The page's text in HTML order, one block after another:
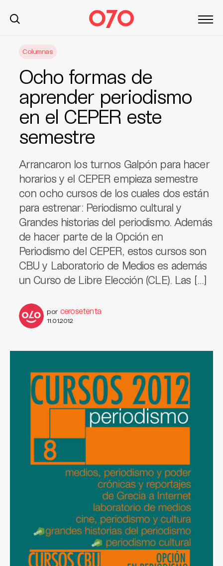
Columnas
Ocho formas de
aprender periodismo
en el CEPER este
semestre
Arrancaron los turnos Galpón para hacer
horarios y el CEPER empieza semestre
con ocho cursos de los cuales dos están
para estrenar: Periodismo cultural y
Grandes historias del periodismo. Además
de hacer parte de la Opción en
Periodismo del CEPER, estos cursos son
CBU y Laboratorio de Medios es además
un Curso de Libre Elección (CLE). Las […]
por cerosetenta
11.01.2012